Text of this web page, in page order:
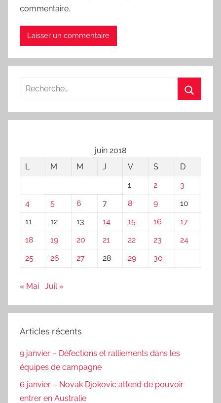
commentaire.
juin 2018
L
M M J V S
D
1
2
3
4
5 6 7 8 9
10
11
12 13 14 15 16
17
18
19 20 21 22 23
24
25
26 27 28 29 30
« Mai Juil »
Articles récents
9 janvier – Défections et ralliements dans les
équipes de campagne
6 janvier – Novak Djokovic attend de pouvoir
entrer en Australie